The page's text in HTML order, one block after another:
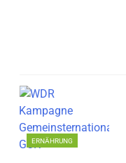
ERNÄHRUNG